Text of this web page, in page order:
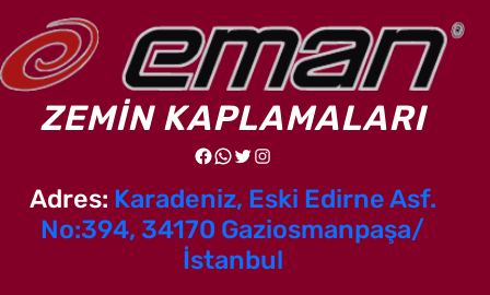
ZEMİN KAPLAMALARI
Facebook WhatsApp Twitter Instagram
Adres: Karadeniz, Eski Edirne Asf.
No:394, 34170 Gaziosmanpaşa/
İstanbul